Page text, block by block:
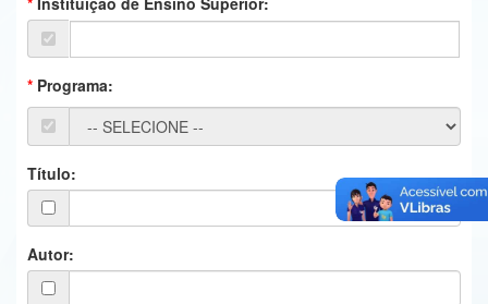
Ministério da Ciência, Tecnologia, Inovações e Comunicações
Ministério do Turismo
Controladoria-Geral da União
Secretaria-Geral
Programa:
Título:
Autor: